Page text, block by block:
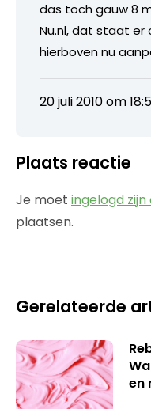
das toch gauw 8
Nu.nl, dat staat er
hierboven nu
20 juli 2010 om
Plaats reactie
Je moet ingelogd zijn
plaatsen.
Gerelateerde
en